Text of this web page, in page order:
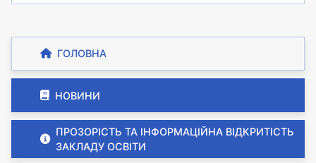
ГОЛОВНА
НОВИНИ
ПРОЗОРІСТЬ ТА ІНФОРМАЦІЙНА ВІДКРИТІСТЬ
ЗАКЛАДУ ОСВІТИ